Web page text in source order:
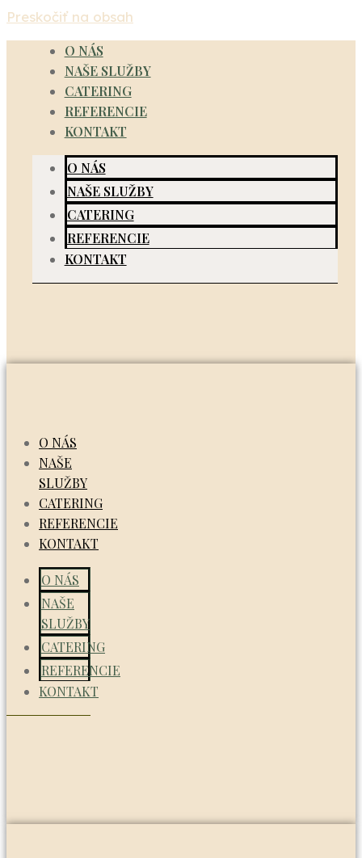
Preskočiť na obsah
O NÁS
NAŠE SLUŽBY
CATERING
REFERENCIE
KONTAKT
O NÁS
NAŠE SLUŽBY
CATERING
REFERENCIE
KONTAKT
O NÁS
NAŠE
SLUŽBY
CATERING
REFERENCIE
KONTAKT
O NÁS
NAŠE
SLUŽBY
CATERING
REFERENCIE
KONTAKT